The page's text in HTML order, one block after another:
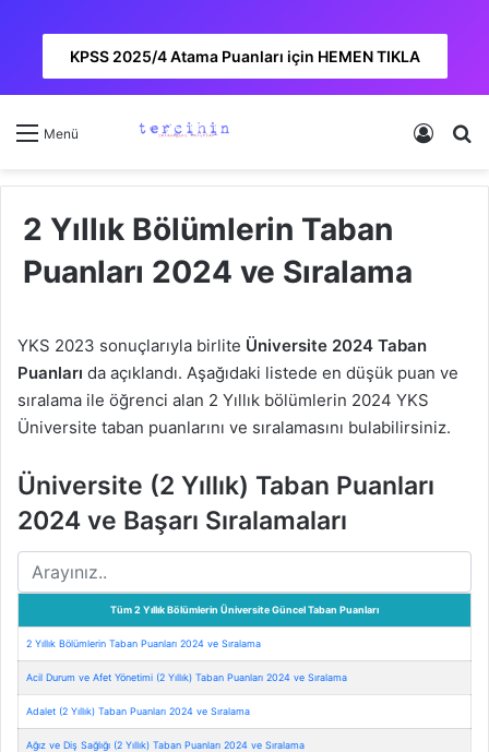
KPSS 2025/4 Atama Puanları için HEMEN TIKLA
Menü Kayıt
2 Yıllık Bölümlerin Taban
Puanları 2024 ve Sıralama
YKS 2023 sonuçlarıyla birlite Üniversite 2024 Taban
Puanları da açıklandı. Aşağıdaki listede en düşük puan ve
sıralama ile öğrenci alan 2 Yıllık bölümlerin 2024 YKS
Üniversite taban puanlarını ve sıralamasını bulabilirsiniz.
Üniversite (2 Yıllık) Taban Puanları
2024 ve Başarı Sıralamaları
Tüm 2 Yıllık Bölümlerin Üniversite Güncel Taban Puanları
2 Yıllık Bölümlerin Taban Puanları 2024 ve Sıralama
Acil Durum ve Afet Yönetimi (2 Yıllık) Taban Puanları 2024 ve Sıralama
Adalet (2 Yıllık) Taban Puanları 2024 ve Sıralama
Ağız ve Diş Sağlığı (2 Yıllık) Taban Puanları 2024 ve Sıralama